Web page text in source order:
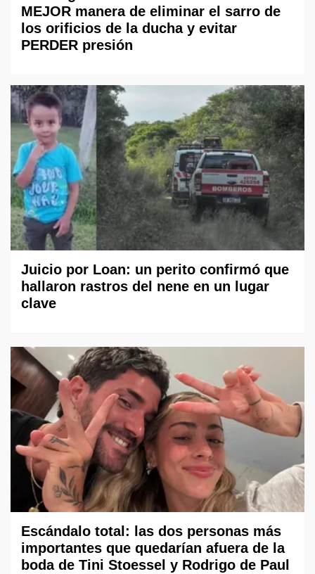
MEJOR manera de eliminar el sarro de
los orificios de la ducha y evitar
PERDER presión
Juicio por Loan: un perito confirmó que
hallaron rastros del nene en un lugar
clave
Escándalo total: las dos personas más
importantes que quedarían afuera de la
boda de Tini Stoessel y Rodrigo de Paul